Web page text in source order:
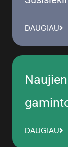
DAUGIAU
DAUGIAU